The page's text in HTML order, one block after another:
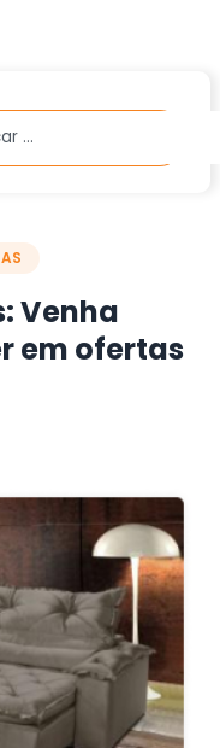
Venha
em ofertas